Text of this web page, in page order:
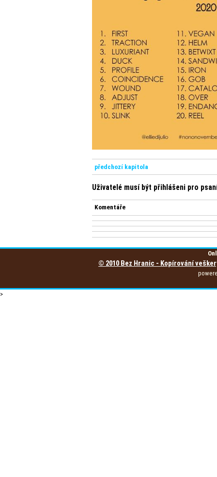
předchozí kapitola
Uživatelé musí být přihlášeni pro
Komentáře
© 2010 Bez Hranic - Kopírování
>